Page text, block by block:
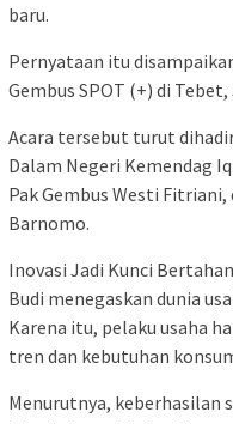
baru.
Pernyataan itu
Gembus SPOT (+) di
Acara tersebut turut
Dalam Negeri Kemendag
Pak Gembus Westi
Barnomo.
Inovasi Jadi Kunci
Budi menegaskan dunia
Karena itu, pelaku usaha
tren dan kebutuhan
Menurutnya, keberhasilan